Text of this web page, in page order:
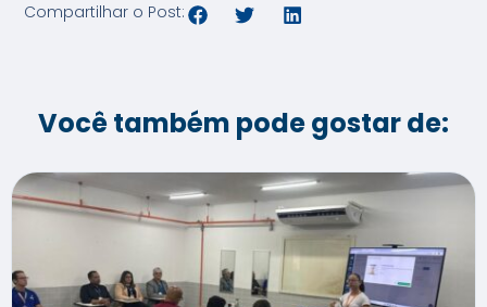
Compartilhar o Post:
Você também pode gostar de: